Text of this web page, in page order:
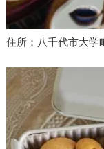
住所：八千代市大学